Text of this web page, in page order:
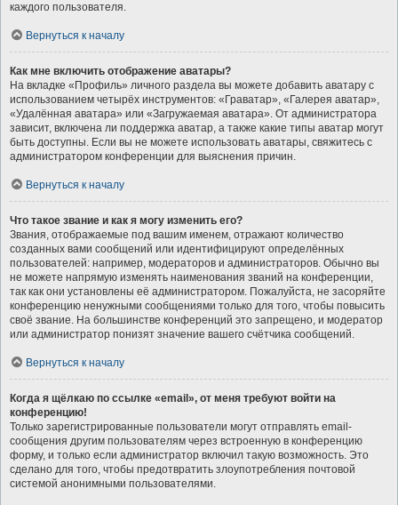
каждого пользователя.
Вернуться к началу
Как мне включить отображение аватары?
На вкладке «Профиль» личного раздела вы можете добавить аватару с
использованием четырёх инструментов: «Граватар», «Галерея аватар»,
«Удалённая аватара» или «Загружаемая аватара». От администратора
зависит, включена ли поддержка аватар, а также какие типы аватар могут
быть доступны. Если вы не можете использовать аватары, свяжитесь с
администратором конференции для выяснения причин.
Вернуться к началу
Что такое звание и как я могу изменить его?
Звания, отображаемые под вашим именем, отражают количество
созданных вами сообщений или идентифицируют определённых
пользователей: например, модераторов и администраторов. Обычно вы
не можете напрямую изменять наименования званий на конференции,
так как они установлены её администратором. Пожалуйста, не засоряйте
конференцию ненужными сообщениями только для того, чтобы повысить
своё звание. На большинстве конференций это запрещено, и модератор
или администратор понизят значение вашего счётчика сообщений.
Вернуться к началу
Когда я щёлкаю по ссылке «email», от меня требуют войти на
конференцию!
Только зарегистрированные пользователи могут отправлять email-
сообщения другим пользователям через встроенную в конференцию
форму, и только если администратор включил такую возможность. Это
сделано для того, чтобы предотвратить злоупотребления почтовой
системой анонимными пользователями.